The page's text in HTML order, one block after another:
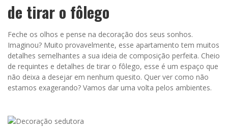
de tirar o fôlego
Feche os olhos e pense na decoração dos seus sonhos.
Imaginou? Muito provavelmente, esse apartamento tem muitos
detalhes semelhantes a sua ideia de composição perfeita. Cheio
de requintes e detalhes de tirar o fôlego, esse é um espaço que
não deixa a desejar em nenhum quesito. Quer ver como não
estamos exagerando? Vamos dar uma volta pelos ambientes.